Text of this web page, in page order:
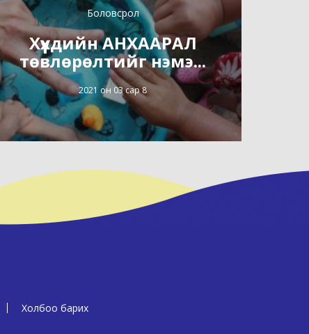
Боловсрол
Хүүхдийн АНХААРАЛ
төвлөрөлтийг нэмэ...
2021 он 03 сар 8
Холбоо барих